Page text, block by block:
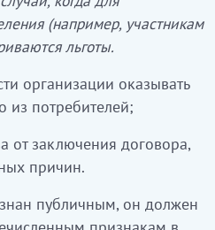
(например, участникам
льготы.
организации оказывать
из потребителей;
от заключения договора,
причин.
публичным, он должен